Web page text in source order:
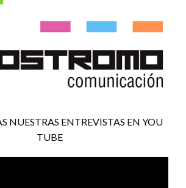
NUESTRAS ENTREVISTAS EN YOU
TUBE